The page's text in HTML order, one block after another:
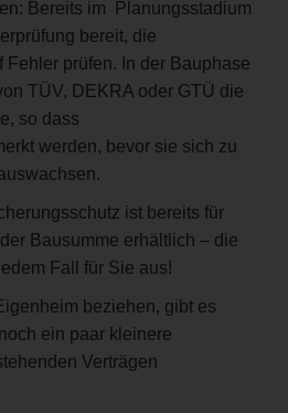
Bereits im Planungsstadium
bereit, die
Fehler prüfen. In der Bauphase
TÜV, DEKRA oder GTÜ die
so dass
werden, bevor sie sich zu
ist bereits für
Bausumme erhältlich – die
Fall für Sie aus!
beziehen, gibt es
ein paar kleinere
Verträgen